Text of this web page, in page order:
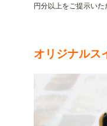
円分以上をご提示いた
オリジナルス